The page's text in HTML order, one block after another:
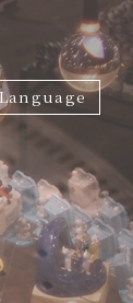
English
한국어
中文繁体
中文簡体
าษาไทย
日本語